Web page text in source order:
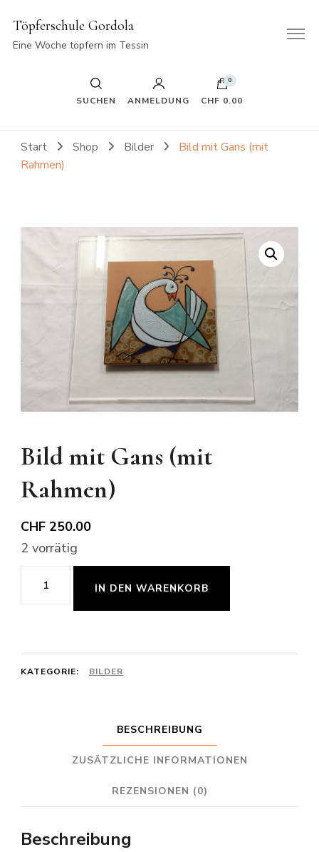
Töpferschule Gordola
Eine Woche töpfern im Tessin
SUCHEN ANMELDUNG
0
CHF 0.00
Start Shop Bilder
Bild mit Gans (mit
Rahmen)
Bild mit Gans (mit
Rahmen)
CHF 250.00
2 vorrätig
Bild
mit
Rahmen)
IN DEN WARENKORB
KATEGORIE: BILDER
BESCHREIBUNG
ZUSÄTZLICHE INFORMATIONEN
REZENSIONEN (0)
Beschreibung